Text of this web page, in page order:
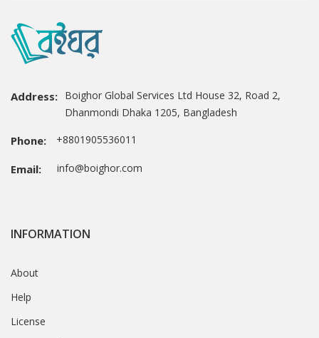
Address: Boighor Global Services Ltd House 32, Road 2,
Dhanmondi Dhaka 1205, Bangladesh
Phone: +8801905536011
Email: info@boighor.com
INFORMATION
About
Help
License